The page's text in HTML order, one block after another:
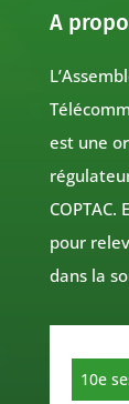
A
est une
pour
dans la
10e